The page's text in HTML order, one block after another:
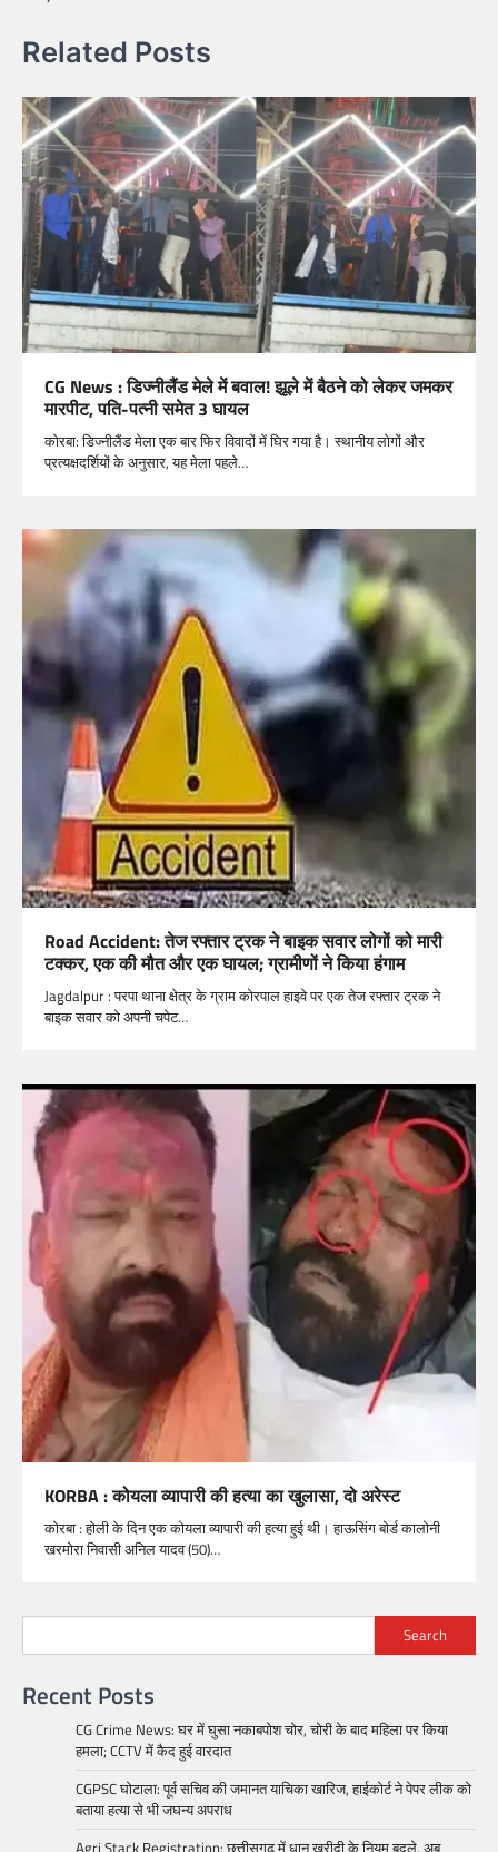
Related Posts
CG News : डिज्नीलैंड मेले में बवाल! झूले में बैठने को लेकर जमकर
मारपीट, पति-पत्नी समेत 3 घायल
कोरबा: डिज्नीलैंड मेला एक बार फिर विवादों में घिर गया है। स्थानीय लोगों और
प्रत्यक्षदर्शियों के अनुसार, यह मेला पहले…
Road Accident: तेज रफ्तार ट्रक ने बाइक सवार लोगों को मारी
टक्कर, एक की मौत और एक घायल; ग्रामीणों ने किया हंगाम
Jagdalpur : परपा थाना क्षेत्र के ग्राम कोरपाल हाइवे पर एक तेज रफ्तार ट्रक ने
बाइक सवार को अपनी चपेट…
KORBA : कोयला व्यापारी की हत्या का खुलासा, दो अरेस्ट
कोरबा : होली के दिन एक कोयला व्यापारी की हत्या हुई थी। हाऊसिंग बोर्ड कालोनी
खरमोरा निवासी अनिल यादव (50)…
Search
Recent Posts
CG Crime News: घर में घुसा नकाबपोश चोर, चोरी के बाद महिला पर किया
हमला; CCTV में कैद हुई वारदात
CGPSC घोटाला: पूर्व सचिव की जमानत याचिका खारिज, हाईकोर्ट ने पेपर लीक को
बताया हत्या से भी जघन्य अपराध
Agri Stack Registration: छत्तीसगढ़ में धान खरीदी के नियम बदले, अब